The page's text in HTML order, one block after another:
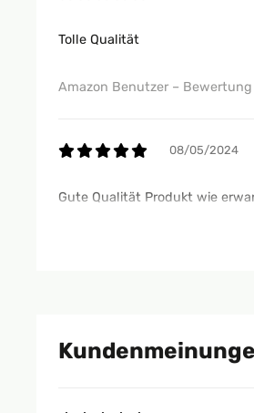
Tolle Qualität
Amazon Benutzer –
08/05/2024
Gute Qualität Produkt wie
Amazon Benutzer –
Produkt wie erwartet, Preis